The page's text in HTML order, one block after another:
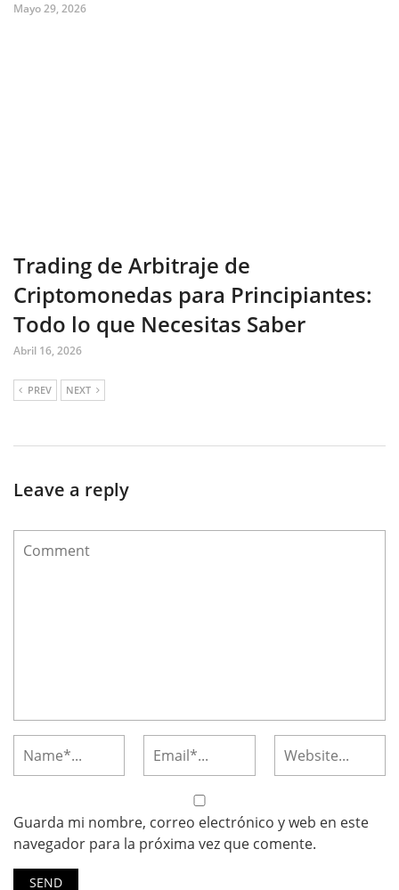
Mayo 29, 2026
Trading de Arbitraje de
Criptomonedas para Principiantes:
Todo lo que Necesitas Saber
Abril 16, 2026
PREV NEXT
Leave a reply
Guarda mi nombre, correo electrónico y web en este
navegador para la próxima vez que comente.